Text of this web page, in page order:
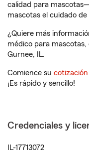
calidad para
mascotas el cuidado
¿Quiere más
médico para mascotas,
Gurnee, IL.
Comience su
¡Es rápido y sencillo!
Credenciales y
IL-17713072